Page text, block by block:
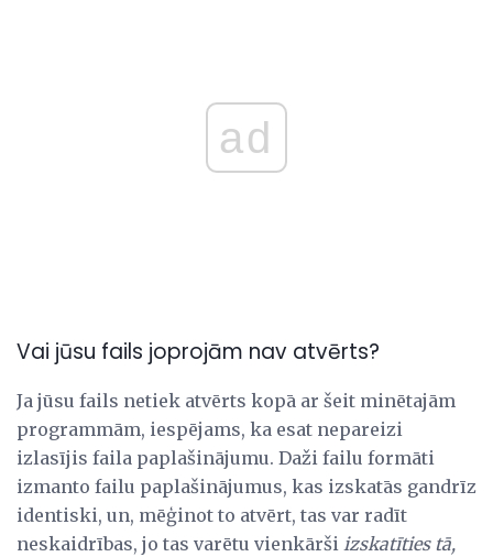
ad
Vai jūsu fails joprojām nav atvērts?
Ja jūsu fails netiek atvērts kopā ar šeit minētajām
programmām, iespējams, ka esat nepareizi
izlasījis faila paplašinājumu. Daži failu formāti
izmanto failu paplašinājumus, kas izskatās gandrīz
identiski, un, mēģinot to atvērt, tas var radīt
neskaidrības, jo tas varētu vienkārši izskatīties tā,